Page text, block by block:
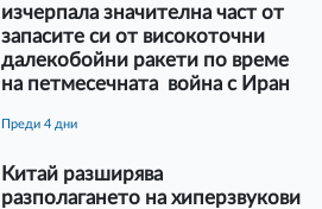
изчерпала значителна част от
запасите си от високоточни
далекобойни ракети по време
на петмесечната война с Иран
преди 4 дни
Китай разширява
разполагането на хиперзвукови